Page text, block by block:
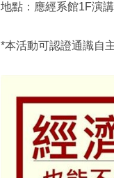
地點：應經系館1F演
*本活動可認證通識自